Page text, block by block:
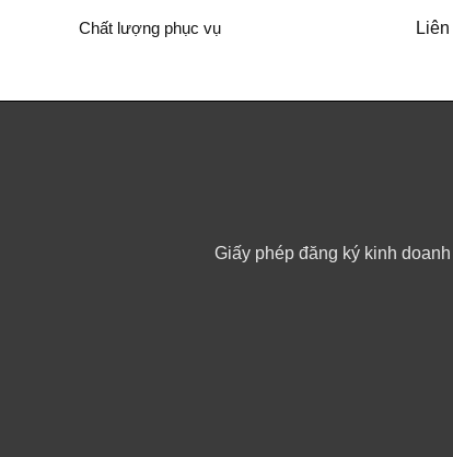
Chất lượng phục vụ
Giấy phép đăng ký kinh